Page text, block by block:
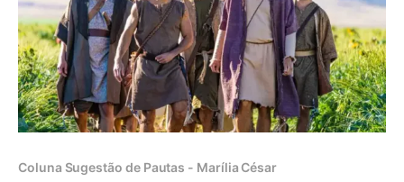
Coluna Sugestão de Pautas - Marília César